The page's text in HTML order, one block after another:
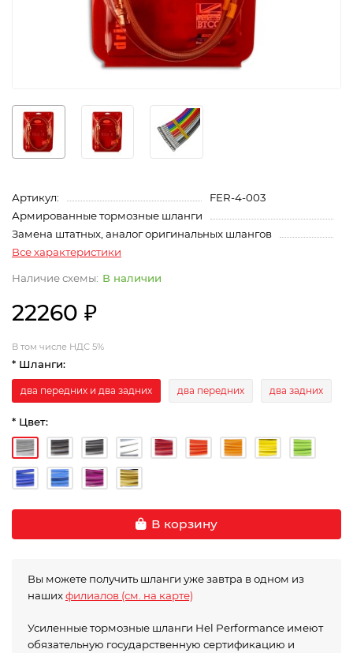
Артикул:
FER-4-003
Армированные тормозные шланги
Замена штатных, аналог оригинальных шлангов
Все характеристики
В наличии
22260 ₽
В том числе НДС 5%
* Шланги:
два передних и два задних два передних два задних
* Цвет:
В корзину
Вы можете получить шланги уже завтра в одном из
нашихфилиалов (см. на карте)
Усиленные тормозные шланги Hel Performance имеют
обязательную государственную сертификацию и